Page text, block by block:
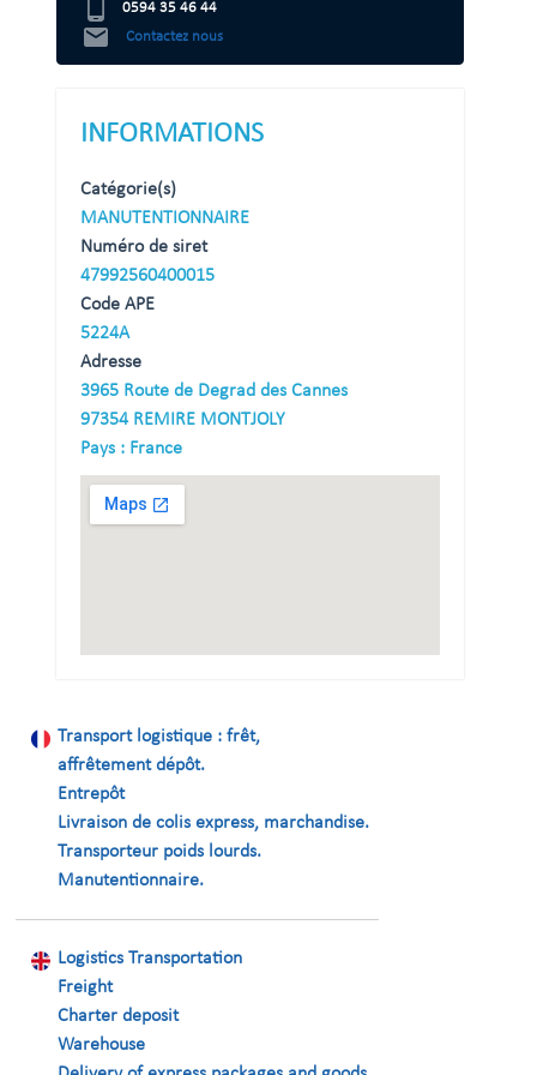
phone_android 0594 35 46 44
mail Contactez nous
INFORMATIONS
Catégorie(s)
MANUTENTIONNAIRE
Numéro de siret
47992560400015
Code APE
5224A
Adresse
3965 Route de Degrad des Cannes
97354 REMIRE MONTJOLY
Pays : France
Transport logistique : frêt,
affrêtement dépôt.
Entrepôt
Livraison de colis express, marchandise.
Transporteur poids lourds.
Manutentionnaire.
Logistics Transportation
Freight
Charter deposit
Warehouse